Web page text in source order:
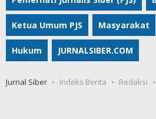
Ketua Umum PJS Masyarakat
Hukum JURNALSIBER.COM
Jurnal Siber Indeks Berita Redaksi